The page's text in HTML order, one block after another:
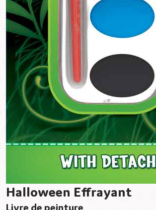
Halloween Effrayant
Livre de peinture